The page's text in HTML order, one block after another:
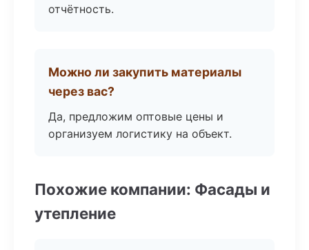
отчётность.
Можно ли закупить материалы
через вас?
Да, предложим оптовые цены и
организуем логистику на объект.
Похожие компании: Фасады и
утепление